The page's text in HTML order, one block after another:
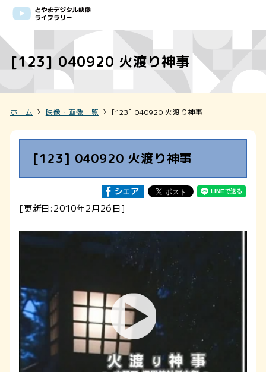
[123] 040920 火渡り神事
ホーム 映像・画像一覧 [123] 040920 火渡り神事
[123] 040920 火渡り神事
[更新日:2010年2月26日]